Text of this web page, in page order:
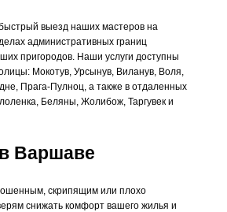
выезд наших мастеров на
административных границ
пригородов. Наши услуги доступны
Мокотув, Урсынув, Виланув, Воля,
Прага-Пулноц, а также в отдаленных
Беляны, Жолибож, Таргувек и
Варшаве
скрипящим или плохо
снижать комфорт вашего жилья и